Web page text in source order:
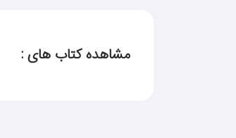
مشاهده کتاب های :